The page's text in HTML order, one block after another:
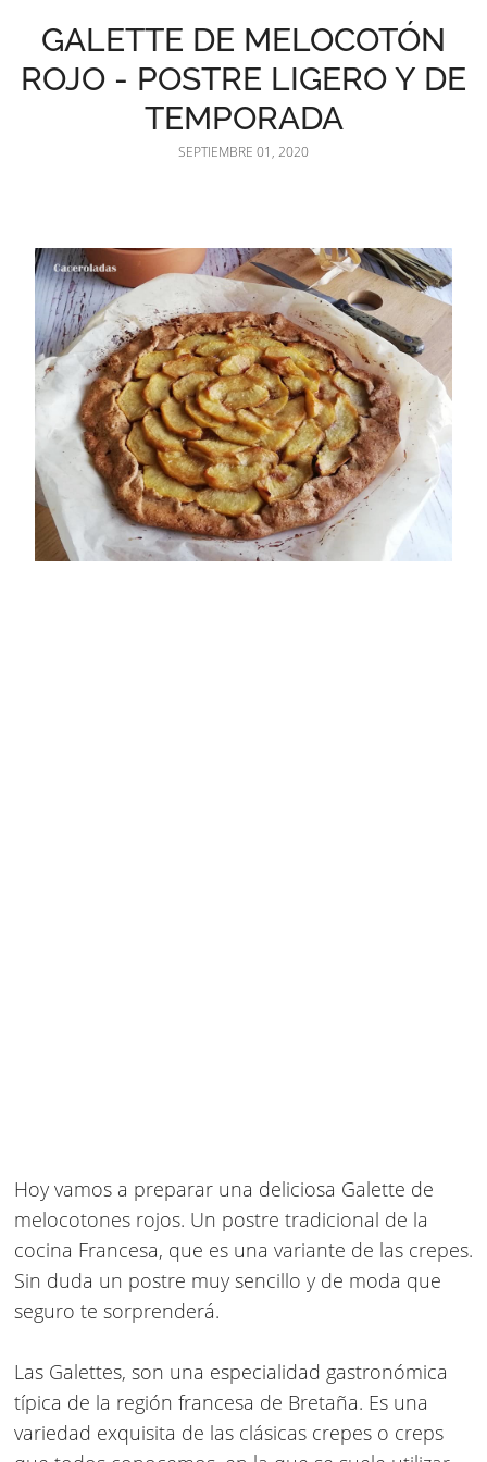
GALETTE DE MELOCOTÓN
ROJO - POSTRE LIGERO Y DE
TEMPORADA
SEPTIEMBRE 01, 2020
Hoy vamos a preparar una deliciosa Galette de
melocotones rojos. Un postre tradicional de la
cocina Francesa, que es una variante de las crepes.
Sin duda un postre muy sencillo y de moda que
seguro te sorprenderá.
Las Galettes, son una especialidad gastronómica
típica de la región francesa de Bretaña. Es una
variedad exquisita de las clásicas crepes o creps